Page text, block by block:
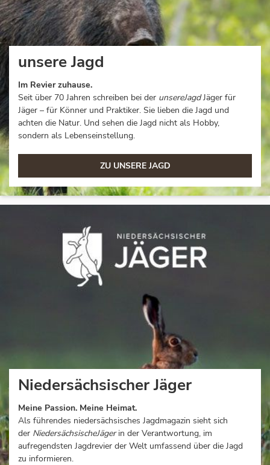
unsere Jagd
Im Revier zuhause.
Seit über 70 Jahren schreiben bei der unsereJagdJäger für
Jäger – für Könner und Praktiker. Sie lieben die Jagd und
achten die Natur. Und sehen die Jagd nicht als Hobby,
sondern als Lebenseinstellung.
ZU UNSERE JAGD
Niedersächsischer Jäger
Meine Passion. Meine Heimat.
Als führendes niedersächsisches Jagdmagazin sieht sich
der NiedersächsischeJägerin der Verantwortung, im
aufregendsten Jagdrevier der Welt umfassend über die Jagd
zu informieren.